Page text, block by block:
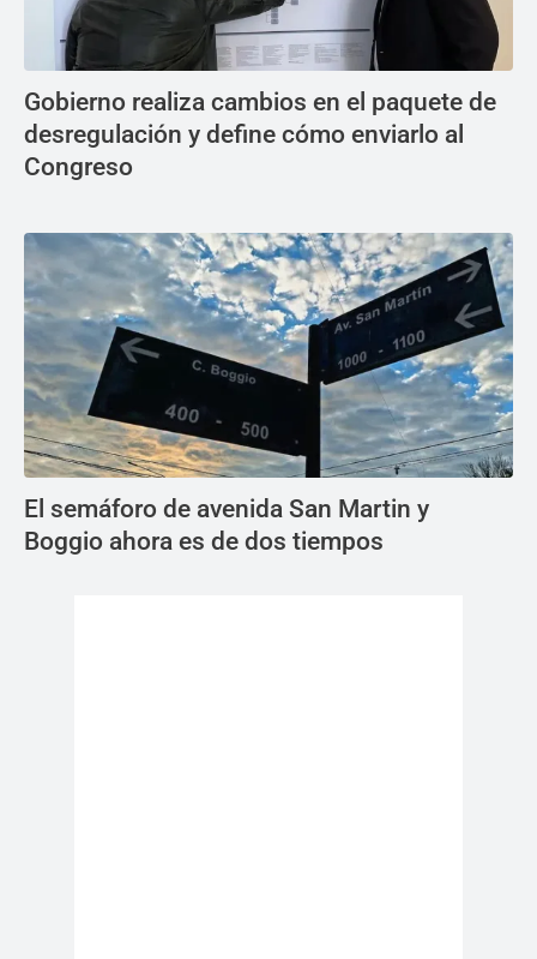
Gobierno realiza cambios en el paquete de
desregulación y define cómo enviarlo al
Congreso
El semáforo de avenida San Martin y
Boggio ahora es de dos tiempos